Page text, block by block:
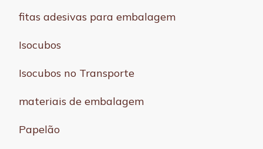
fitas adesivas para embalagem
Isocubos
Isocubos no Transporte
materiais de embalagem
Papelão